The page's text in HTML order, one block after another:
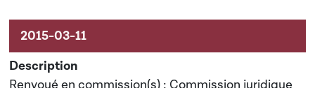
Renvoyé en commission(s) : Commission juridique